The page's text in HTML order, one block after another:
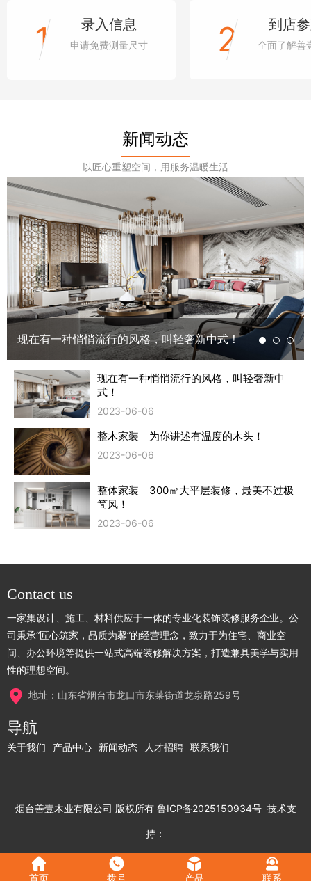
1 录入信息
申请免费测量尺寸 2 到店
全面了解善
新闻动态
以匠心重塑空间，用服务温暖生活
现在有一种悄悄流行的风格，叫轻奢新中式！
现在有一种悄悄流行的风格，叫轻奢新中
式！
2023-06-06
整木家装｜为你讲述有温度的木头！
2023-06-06
整体家装｜300㎥大平层装修，最美不过极
简风！
2023-06-06
Contact us
一家集设计、施工、材料供应于一体的专业化装饰装修服务企业。公
司秉承“匠心筑家，品质为馨”的经营理念，致力于为住宅、商业空
间、办公环境等提供一站式高端装修解决方案，打造兼具美学与实用
性的理想空间。
地址：山东省烟台市龙口市东莱街道龙泉路259号
导航
关于我们 产品中心 新闻动态 人才招聘 联系我们
烟台善壹木业有限公司 版权所有 鲁ICP备2025150934号 技术支
持：
首页 拨号 产品 联系